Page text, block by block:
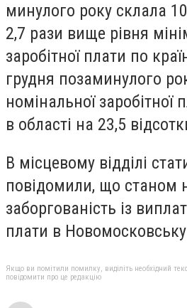
минулого року склала
2,7 рази вище рівня
заробітної плати по
грудня позаминулого
номінальної заробітної
в області на 23,5
В місцевому відділі
повідомили, що станом
заборгованість із
плати в Новомосковську
Якщо ви помітили помилку, виділіть необхідний
повідомити про це редакцію